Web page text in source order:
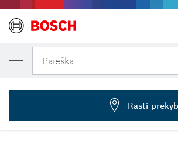
Paieška
...
Impact Control dvipusių atsuktuvų
JŪSŲ PASIRINKTAS VARIANTAS
Impact Control suktuvas, 9
2 608 522 334
Rasti